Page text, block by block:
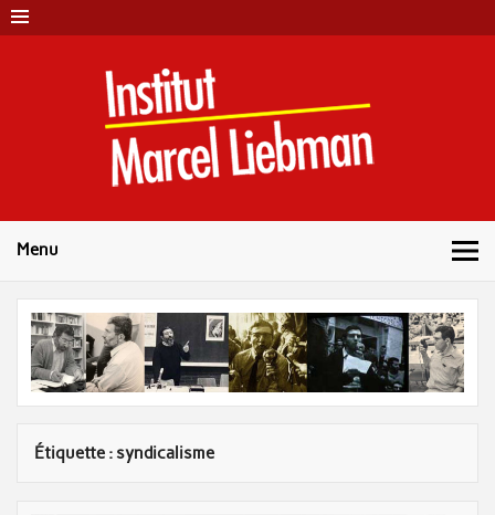
Skip
to
content
Menu
Étiquette : syndicalisme